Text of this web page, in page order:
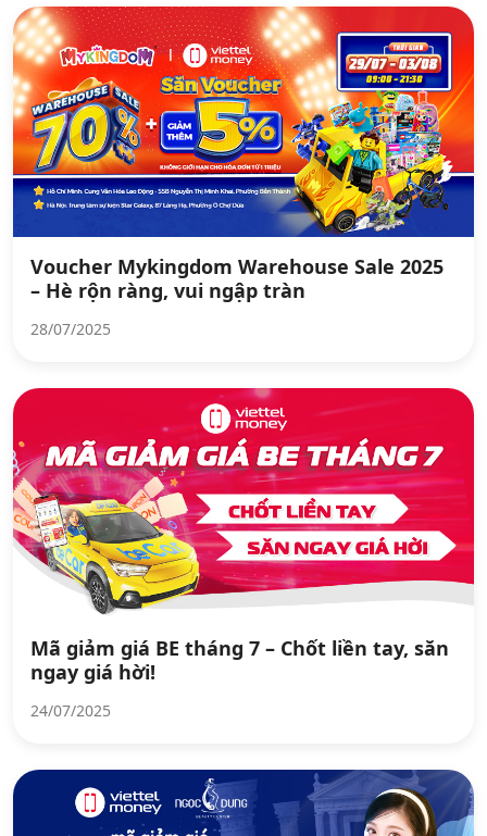
Voucher Mykingdom Warehouse Sale 2025
– Hè rộn ràng, vui ngập tràn
28/07/2025
Mã giảm giá BE tháng 7 – Chốt liền tay, săn
ngay giá hời!
24/07/2025